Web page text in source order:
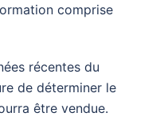
comprise
récentes du
de déterminer le
être vendue.